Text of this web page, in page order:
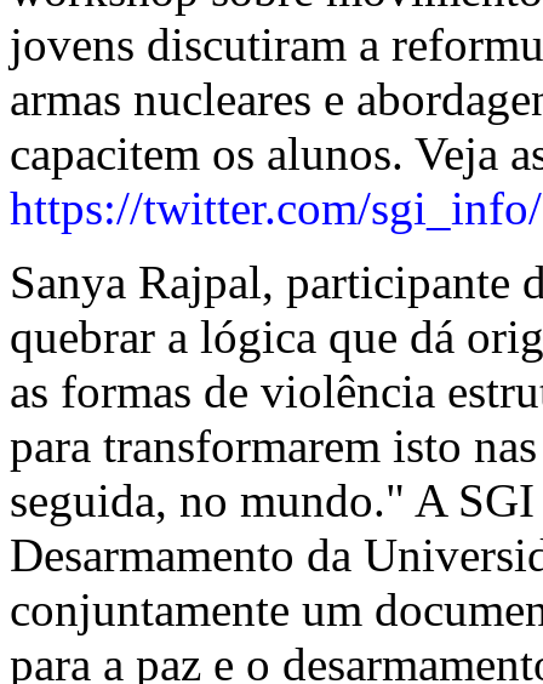
jovens discutiram a
armas nucleares e
capacitem os alunos. Veja
https://twitter.com/
Sanya Rajpal, participante
quebrar a lógica que dá
as formas de violência
para transformarem isto
seguida, no mundo." A
Desarmamento da
conjuntamente um
para a paz e o